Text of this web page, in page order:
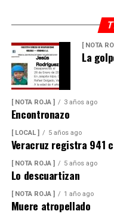
[ NOTA
La
[ NOTA ROJA ] 3 años ago
Encontronazo
[ LOCAL ] 5 años ago
Veracruz registra 941
[ NOTA ROJA ] 5 años ago
Lo descuartizan
[ NOTA ROJA ] 1 año ago
Muere atropellado